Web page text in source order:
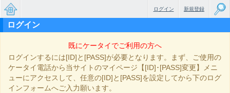
無料で
っと大
新規登録
ログイン
ログイン
既にケータイでご利用の方へ
ログインするには[ID]と[PASS]が必要となります。まず、ご使用の
ケータイ電話から当サイトのマイページ【[ID]･[PASS]変更】メニ
ューにアクセスして、任意の[ID]と[PASS]を設定してから下のログ
インフォームへご入力願います。